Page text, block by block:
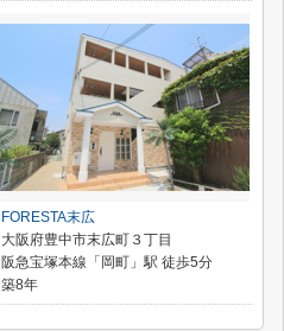
FORESTA末広
大阪府豊中市末広町３丁目
阪急宝塚本線「岡町」駅 徒歩5分
築8年